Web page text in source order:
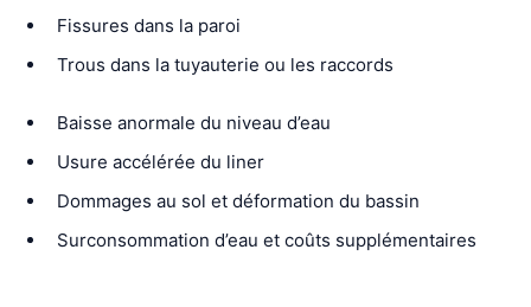
Fissures dans la paroi
Trous dans la tuyauterie ou les raccords
Baisse anormale du niveau d’eau
Usure accélérée du liner
Dommages au sol et déformation du bassin
Surconsommation d’eau et coûts supplémentaires